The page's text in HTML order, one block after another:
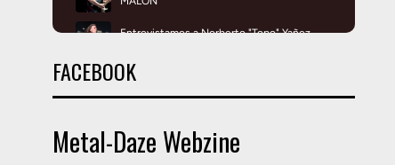
FACEBOOK
Metal-Daze Webzine